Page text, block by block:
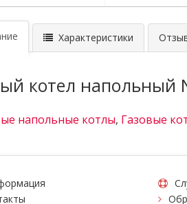
Характеристики
котел напольный
напольные котлы, Газовые